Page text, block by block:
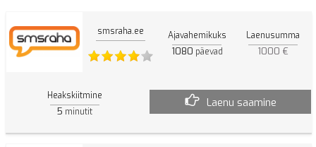
smsraha.ee Ajavahemikuks
1080 päevad
Laenusumma
1000 €
Heakskiitmine
5 minutit
Laenu saamine